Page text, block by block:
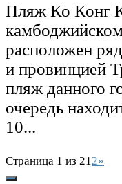
Пляж Ко Конг
расположен
и провинцией
пляж данного
очередь
10...
Страница 1 из 21 2»